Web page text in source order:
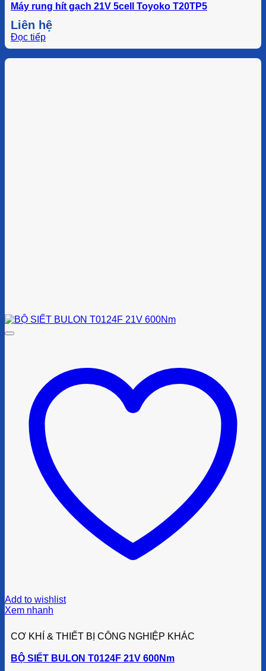
Máy rung hít gạch 21V 5cell Toyoko T20TP5
Liên hệ
Đọc tiếp
Add to wishlist
Xem nhanh
CƠ KHÍ & THIẾT BỊ CÔNG NGHIỆP KHÁC
BỘ SIẾT BULON T0124F 21V 600Nm